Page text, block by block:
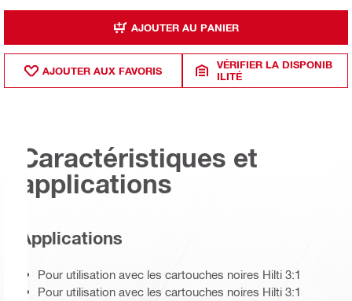
AJOUTER AU PANIER
AJOUTER AUX FAVORIS
VÉRIFIER LA DISPONIB
ILITÉ
Caractéristiques et
applications
Applications
Pour utilisation avec les cartouches noires Hilti 3:1
Pour utilisation avec les cartouches noires Hilti 3:1